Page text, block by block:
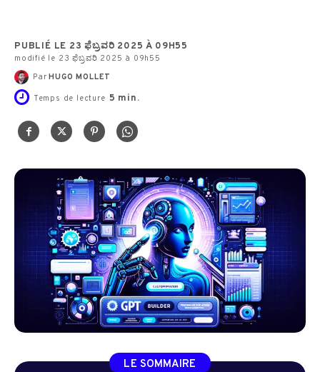
PUBLIÉ LE 23 ಫೆಬ್ರವರಿ 2025 À 09H55
modifié le 23 ಫೆಬ್ರವರಿ 2025 à 09h55
Par HUGO MOLLET
Temps de lecture 5 min.
LE SOMMAIRE